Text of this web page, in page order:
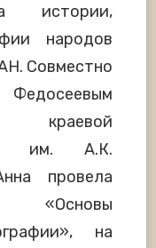
истории,
народов
Совместно
краевой
им. А.К.
провела
на